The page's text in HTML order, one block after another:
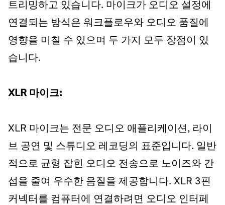
트리밍하고 있습니다. 마이크가 오디오 설정에
연결되는 방식은 워크플로우와 오디오 품질에
영향을 미칠 수 있으며 두 가지 모두 장점이 있
습니다.
XLR 마이크:
XLR 마이크는 전문 오디오 애플리케이션, 라이
브 공연 및 스튜디오 레코딩의 표준입니다. 일반
적으로 균형 잡힌 오디오 전송으로 노이즈와 간
섭을 줄여 우수한 음질을 제공합니다. XLR 3핀
커넥터를 컴퓨터에 연결하려면 오디오 인터페